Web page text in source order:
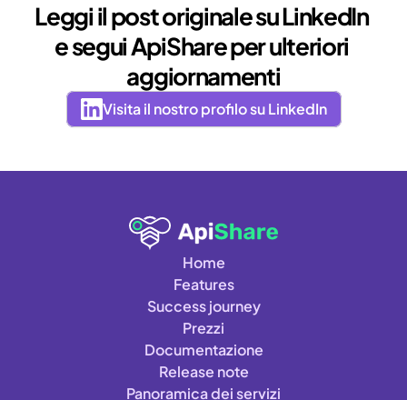
Leggi il post originale su LinkedIn
e segui ApiShare per ulteriori
aggiornamenti
Visita il nostro profilo su LinkedIn
Home
Features
Success journey
Prezzi
Documentazione
Release note
Panoramica dei servizi